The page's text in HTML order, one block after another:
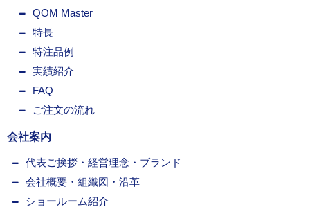
QOM Master
特長
特注品例
実績紹介
FAQ
ご注文の流れ
会社案内
代表ご挨拶・経営理念・ブランド
会社概要・組織図・沿革
ショールーム紹介